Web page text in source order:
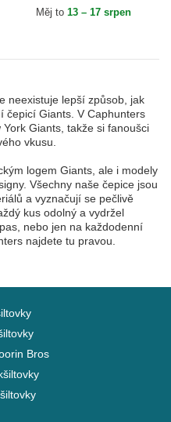
New EraMěj to 13 – 17 srpen
neexistuje lepší způsob, jak
čepicí Giants. V Caphunters
Giants, takže si fanoušci
vkusu.
logem Giants, ale i modely
Všechny naše čepice jsou
a vyznačují se pečlivě
kus odolný a vydržel
nebo jen na každodenní
najdete tu pravou.
Bros